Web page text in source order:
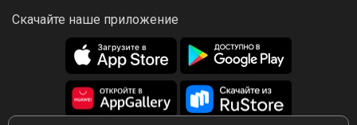
Скачайте наше приложение